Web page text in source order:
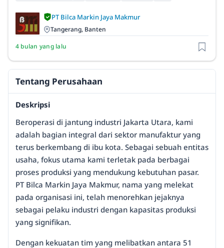
PT Bilca Markin Jaya Makmur
Tangerang, Banten
4 bulan yang lalu
Tentang Perusahaan
Deskripsi
Beroperasi di jantung industri Jakarta Utara, kami
adalah bagian integral dari sektor manufaktur yang
terus berkembang di ibu kota. Sebagai sebuah entitas
usaha, fokus utama kami terletak pada berbagai
proses produksi yang mendukung kebutuhan pasar.
PT Bilca Markin Jaya Makmur, nama yang melekat
pada organisasi ini, telah menorehkan jejaknya
sebagai pelaku industri dengan kapasitas produksi
yang signifikan.
Dengan kekuatan tim yang melibatkan antara 51